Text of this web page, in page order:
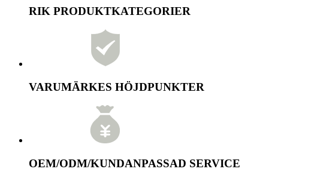
RIK PRODUKTKATEGORIER
VARUMÄRKES HÖJDPUNKTER
OEM/ODM/KUNDANPASSAD SERVICE